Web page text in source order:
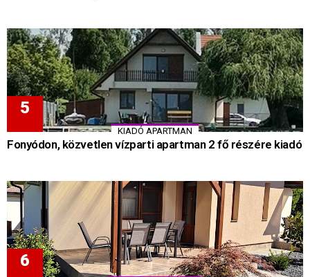
KIADÓ APARTMAN
Fonyódon, közvetlen vízparti apartman 2 fő részére kiadó